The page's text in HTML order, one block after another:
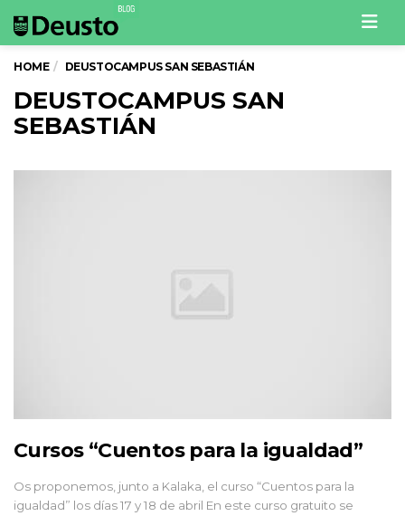
HOME DEUSTOCAMPUS SAN SEBASTIÁN
DEUSTOCAMPUS SAN
SEBASTIÁN
Cursos “Cuentos para la igualdad”
Os proponemos, junto a Kalaka, el curso “Cuentos para la
igualdad” los días 17 y 18 de abril En este curso gratuito se